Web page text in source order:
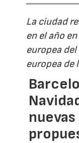
La ciudad
en el año
europea
europea de